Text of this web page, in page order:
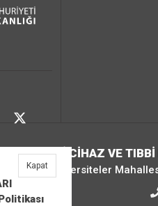
TIBBİ CİHAZ VE
Üniversiteler
Kapat